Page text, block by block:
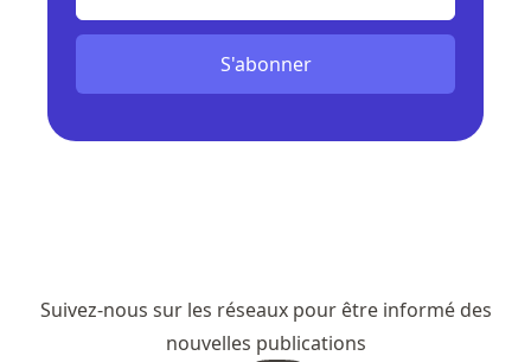
S'abonner
Suivez-nous sur les réseaux pour être informé des
nouvelles publications